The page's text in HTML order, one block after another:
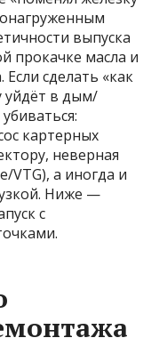
выпуска
прокачке масла и
сделать «как
уйдёт в дым/
картерных
неверная
VTG), а иногда и
Ниже —
с